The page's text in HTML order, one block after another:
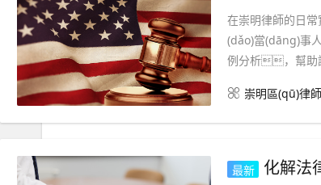
在崇明律師的日
(dǎo)當(dāng)事
例分析，幫助
崇明區(qū)律師
最新 化解法